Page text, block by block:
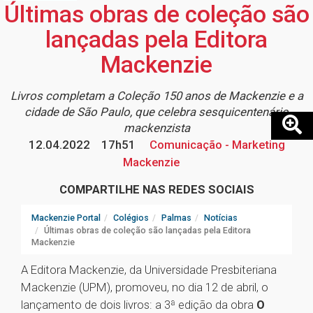
Últimas obras de coleção são
lançadas pela Editora
Mackenzie
Livros completam a Coleção 150 anos de Mackenzie e a
cidade de São Paulo, que celebra sesquicentenário
mackenzista
12.04.2022
17h51
Comunicação - Marketing
Mackenzie
COMPARTILHE NAS REDES SOCIAIS
Mackenzie Portal Colégios Palmas
Notícias
Últimas obras de coleção são lançadas pela Editora
Mackenzie
A Editora Mackenzie, da Universidade Presbiteriana
Mackenzie (UPM), promoveu, no dia 12 de abril, o
lançamento de dois livros: a 3ª edição da obra O